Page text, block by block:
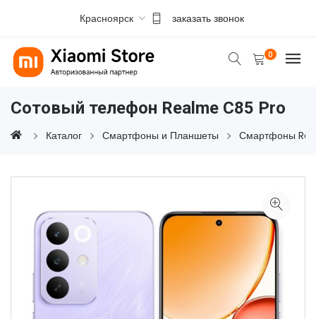
Красноярск заказать звонок
0
Сотовый телефон Realme C85 Pro
Каталог Смартфоны и Планшеты Смартфоны